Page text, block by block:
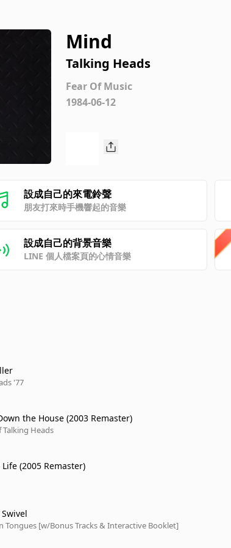
Mind
Talking Heads
Fear Of Music
1984-06-12
設成自己的來電鈴聲
朋友打來時手機響起的音樂
設成自己的背景音樂
LINE 個人檔案頁的心情音樂
'77
the House (2003 Remaster)
Talking Heads
(2005 Remaster)
Tongues [w/Bonus Tracks & Interactive Booklet]